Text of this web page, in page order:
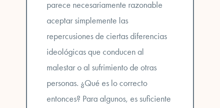
parece necesariamente razonable
aceptar simplemente las
repercusiones de ciertas diferencias
ideológicas que conducen al
malestar o al sufrimiento de otras
personas. ¿Qué es lo correcto
entonces? Para algunos, es suficiente